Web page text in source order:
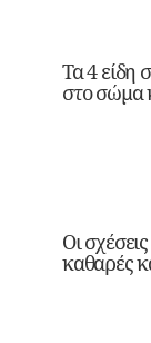
Τα 4 είδη
στο σώμα
Οι
καθαρές